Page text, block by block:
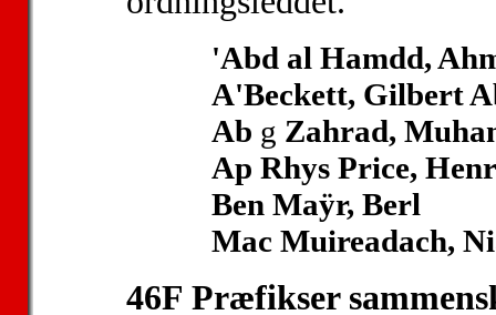
'Abd al Hamdd,
A'Beckett, Gilbert
Ab g Zahrad,
Ap Rhys Price,
Ben Maÿr, Berl
Mac Muireadach,
46F Præfikser